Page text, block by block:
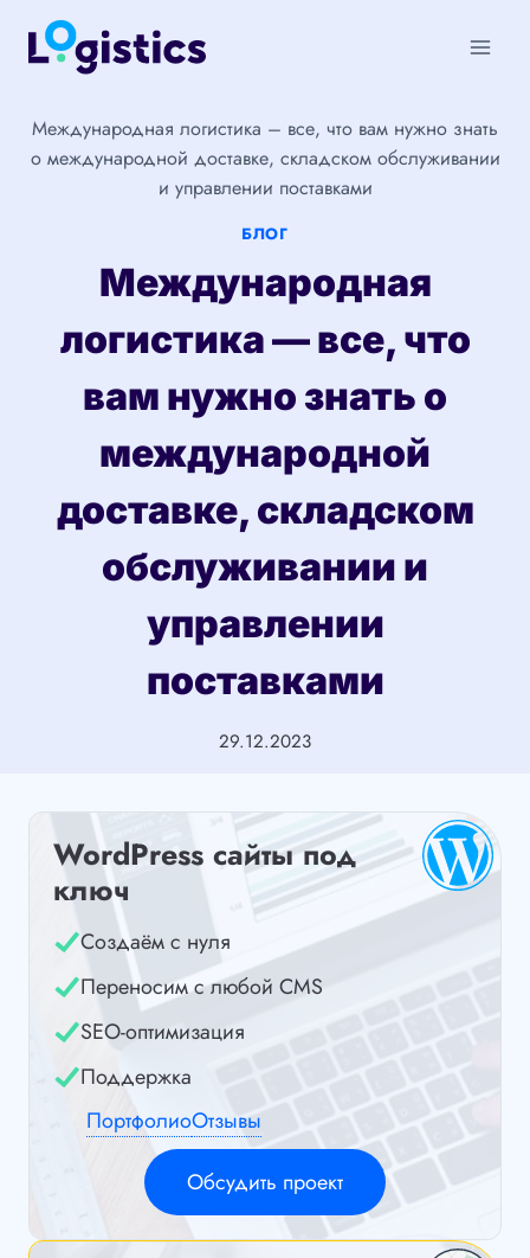
Перейти
Международная логистика – все, что вам нужно знать
о международной доставке, складском обслуживании
и управлении поставками
БЛОГ
Международная
логистика — все, что
вам нужно знать о
международной
доставке, складском
обслуживании и
управлении
поставками
29.12.2023
WordPress сайты под
ключ
Создаём с нуля
Переносим с любой CMS
SEO-оптимизация
Поддержка
ПортфолиоОтзывы
Обсудить проект